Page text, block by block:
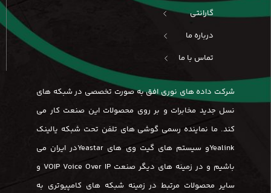
گارانتی
درباره ما
تماس با ما
شرکت داده های نوری افق به صورت تخصصی در شبکه های
نسل جدید مخابرات و بر روی محصولات این صنعت کار می
کند. ما نماینده رسمی گوشی های تلفن تحت شبکه یالینک
Yealinkو سیستم های گیت وی های Yeastarدر ایران می
باشیم و در زمینه های دیگر صنعت VOIP Voice Over IP و
سایر محصولات مرتبط در زمینه شبکه های کامپیوتری به